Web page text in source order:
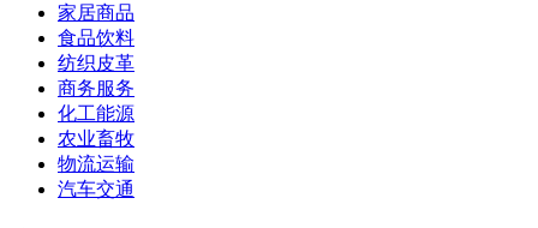
家居商品
食品饮料
纺织皮革
商务服务
化工能源
农业畜牧
物流运输
汽车交通